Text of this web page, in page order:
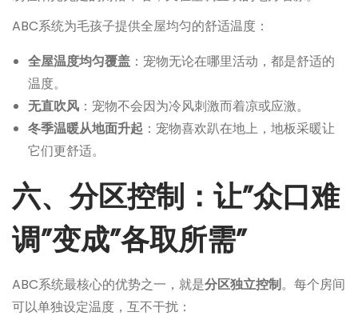
ABC系统为毛孩子提供全屋均匀的舒适温度：
全屋温度均匀覆盖 ：宠物无论在哪里活动，都是舒适的
温度。
无直吹风 ：宠物不会因为冷风刺激而着凉或应激。
冬季温暖从地面升起 ：宠物喜欢趴在地上，地板采暖让
它们更舒适。
六、分区控制：让”众口难
调”变成”各取所需”
ABC系统最核心的优势之一，就是分区独立控制。每个房间
可以单独设定温度，互不干扰：